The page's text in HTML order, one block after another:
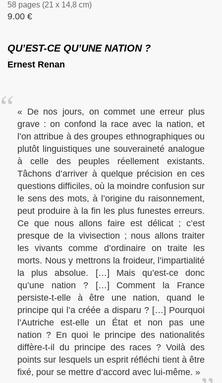
58 pages (21 x 14,8 cm)
9.00 €
QU’EST-CE QU’UNE NATION ?
Ernest Renan
« De nos jours, on commet une erreur plus
grave : on confond la race avec la nation, et
l’on attribue à des groupes ethnographiques ou
plutôt linguistiques une souveraineté analogue
à celle des peuples réellement existants.
Tâchons d’arriver à quelque précision en ces
questions difficiles, où la moindre confusion sur
le sens des mots, à l’origine du raisonnement,
peut produire à la fin les plus funestes erreurs.
Ce que nous allons faire est délicat ; c’est
presque de la vivisection ; nous allons traiter
les vivants comme d’ordinaire on traite les
morts. Nous y mettrons la froideur, l’impartialité
la plus absolue. […] Mais qu’est-ce donc
qu’une nation ? […] Comment la France
persiste-t-elle à être une nation, quand le
principe qui l’a créée a disparu ? […] Pourquoi
l’Autriche est-elle un État et non pas une
nation ? En quoi le principe des nationalités
diffère-t-il du principe des races ? Voilà des
points sur lesquels un esprit réfléchi tient à être
fixé, pour se mettre d’accord avec lui-même. »